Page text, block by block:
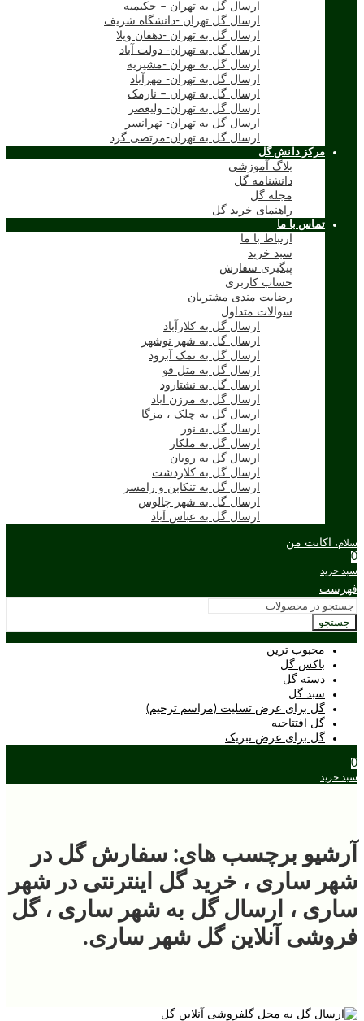
ارسال گل به تهران – حکیمیه
ارسال گل تهران -دانشگاه شریف
ارسال گل به تهران -دهقان ویلا
ارسال گل به تهران- دولت آباد
ارسال گل به تهران -مشیریه
ارسال گل به تهران- مهرآباد
ارسال گل به تهران – نارمک
ارسال گل به تهران- ولیعصر
ارسال گل به تهران- تهرانسر
ارسال گل به تهران-مرتضی گرد
مرکز دانش گل
بلاگ آموزشی
دانشنامه گل
مجله گل
راهنمای خرید گل
تماس با ما
ارتباط با ما
سبد خرید
پیگیری سفارش
حساب کاربری
رضایت مندی مشتریان
سوالات متداول
ارسال گل به کلارآباد
ارسال گل به شهر نوشهر
ارسال گل به نمک آبرود
ارسال گل به متل قو
ارسال گل به نشتارود
ارسال گل به مرزن اباد
ارسال گل به چلک ، مزگا
ارسال گل به نور
ارسال گل به ملکار
ارسال گل به رویان
ارسال گل به کلاردشت
ارسال گل به تنکابن و رامسر
ارسال گل به شهر چالوس
ارسال گل به عباس آباد
سلام،
اکانت من
0
سبد خرید
فهرست
جستجو
محبوب ترین
باکس گل
دسته گل
سبد گل
گل برای عرض تسلیت (مراسم ترحیم)
گل افتتاحیه
گل برای عرض تبریک
0
سبد خرید
آرشیو برچسب های: سفارش گل در
شهر ساری ، خرید گل اینترنتی در شهر
ساری ، ارسال گل به شهر ساری ، گل
فروشی آنلاین گل شهر ساری.